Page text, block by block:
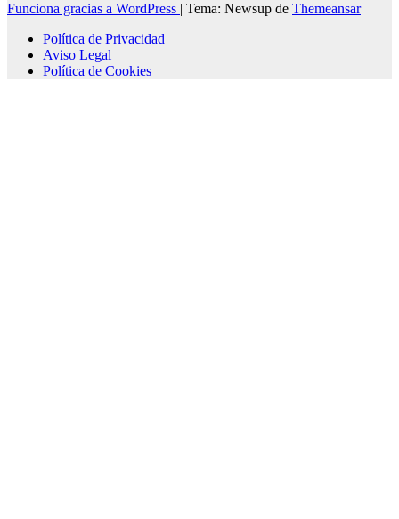
Funciona gracias a WordPress | Tema: Newsup de Themeansar
Política de Privacidad
Aviso Legal
Política de Cookies